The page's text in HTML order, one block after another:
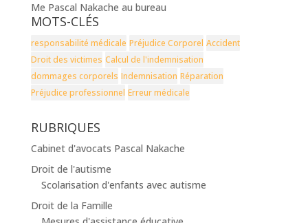
Me Pascal Nakache au bureau
MOTS-CLÉS
responsabilité médicale Préjudice Corporel Accident
Droit des victimes Calcul de l'indemnisation
dommages corporels Indemnisation Réparation
Préjudice professionnel Erreur médicale
RUBRIQUES
Cabinet d'avocats Pascal Nakache
Droit de l'autisme
Scolarisation d'enfants avec autisme
Droit de la Famille